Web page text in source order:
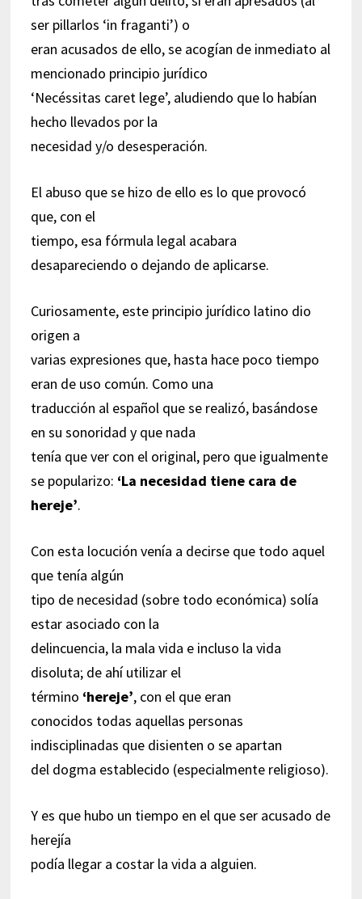
ser pillarlos ‘in fraganti’) o
eran acusados de ello, se acogían de inmediato al
mencionado principio jurídico
‘Necéssitas caret lege’, aludiendo que lo habían
hecho llevados por la
necesidad y/o desesperación.
El abuso que se hizo de ello es lo que provocó
que, con el
tiempo, esa fórmula legal acabara
desapareciendo o dejando de aplicarse.
Curiosamente, este principio jurídico latino dio
origen a
varias expresiones que, hasta hace poco tiempo
eran de uso común. Como una
traducción al español que se realizó, basándose
en su sonoridad y que nada
tenía que ver con el original, pero que igualmente
se popularizo: ‘La necesidad tiene cara de
hereje’.
Con esta locución venía a decirse que todo aquel
que tenía algún
tipo de necesidad (sobre todo económica) solía
estar asociado con la
delincuencia, la mala vida e incluso la vida
disoluta; de ahí utilizar el
término ‘hereje’, con el que eran
conocidos todas aquellas personas
indisciplinadas que disienten o se apartan
del dogma establecido (especialmente religioso).
Y es que hubo un tiempo en el que ser acusado de
herejía
podía llegar a costar la vida a alguien.